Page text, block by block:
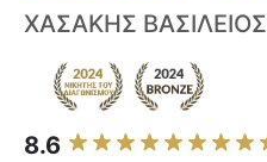
ΧΑΣΑΚΗΣ ΒΑΣΙΛΕΙΟΣ
8.6